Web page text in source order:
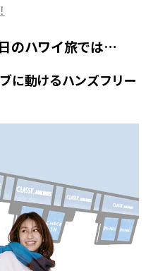
のハワイ旅では…
に動けるハンズフリー